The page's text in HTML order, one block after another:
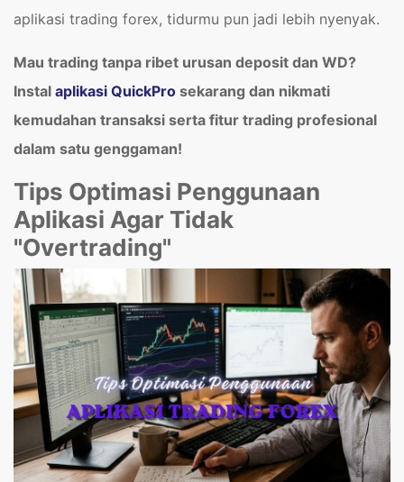
aplikasi trading forex, tidurmu pun jadi lebih nyenyak.
Mau trading tanpa ribet urusan deposit dan WD?
Instal aplikasi QuickPro sekarang dan nikmati
kemudahan transaksi serta fitur trading profesional
dalam satu genggaman!
Tips Optimasi Penggunaan
Aplikasi Agar Tidak
"Overtrading"